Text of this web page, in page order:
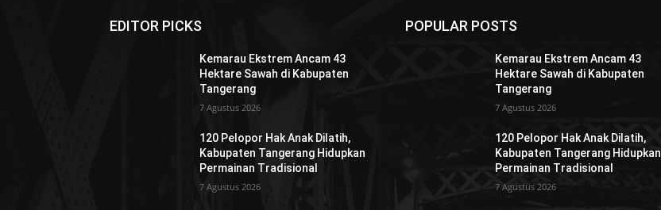
EDITOR PICKS
Kemarau Ekstrem Ancam 43
Hektare Sawah di Kabupaten
Tangerang
7 Agustus 2026
120 Pelopor Hak Anak Dilatih,
Kabupaten Tangerang Hidupkan
Permainan Tradisional
7 Agustus 2026
POPULAR POSTS
Kemarau Ekstrem Ancam 43
Hektare Sawah di Kabupaten
Tangerang
7 Agustus 2026
120 Pelopor Hak Anak Dilatih,
Kabupaten Tangerang Hidupkan
Permainan Tradisional
7 Agustus 2026